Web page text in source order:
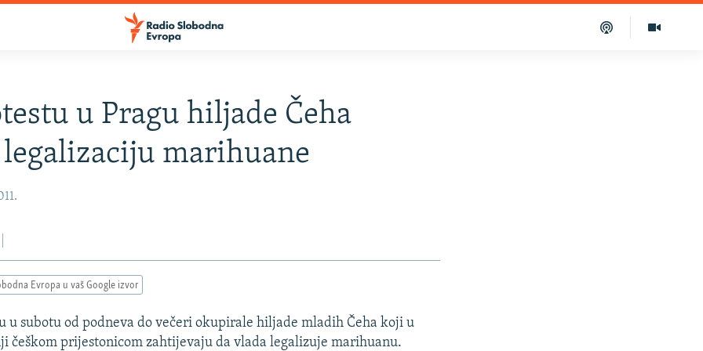
u Pragu hiljade Čeha
marihuane
Evropa u vaš Google izvor
u subotu od podneva do večeri okupirale hiljade mladih Čeha koji u
češkom prijestonicom zahtijevaju da vlada legalizuje marihuanu.